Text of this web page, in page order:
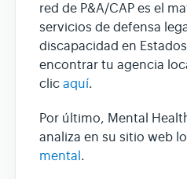
red de P&A/CAP es el
servicios de defensa
discapacidad en
encontrar tu agencia
clic aquí.
Por último, Mental
analiza en su sitio web
mental.